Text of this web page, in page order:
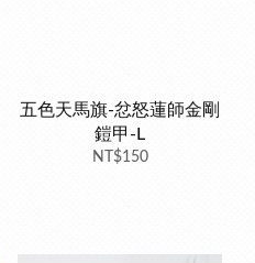
五色天馬旗-忿怒蓮師金剛
鎧甲-L
NT$150